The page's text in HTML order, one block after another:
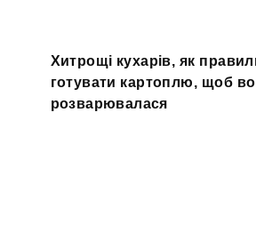
Хитрощі кухарів, як
готувати картоплю, щоб
розварювалася